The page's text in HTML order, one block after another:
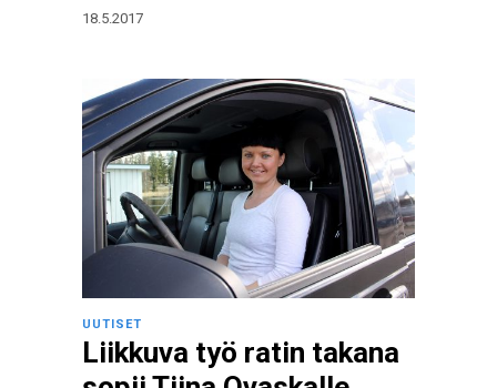
18.5.2017
UUTISET
Liikkuva työ ratin takana